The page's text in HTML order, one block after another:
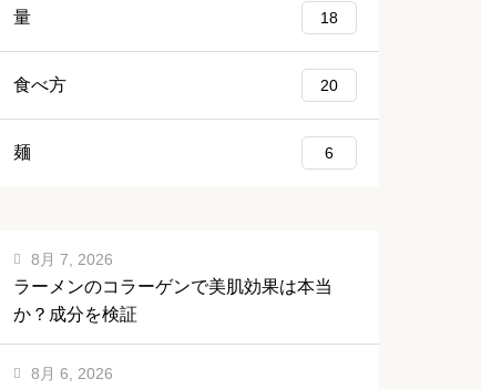
量 18
食べ方 20
麺 6
ラーメンのコラーゲンで美肌効果は本当
か？成分を検証
8月 7, 2026
8月 6, 2026